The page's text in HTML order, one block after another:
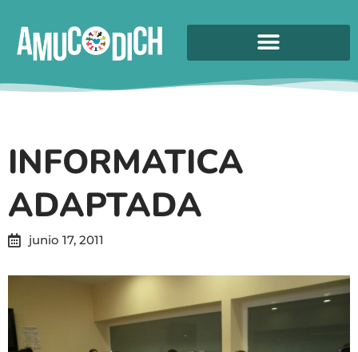
INFORMATICA
ADAPTADA
junio 17, 2011